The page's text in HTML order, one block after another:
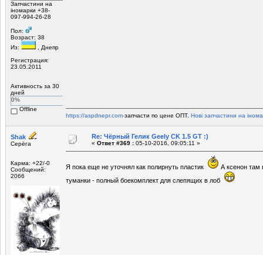
Запчастини на
іномарки +38-
097-994-26-28
Пол:
Возраст: 38
Из:
, Днепр
Регистрация:
23.05.2011
Активность за 30
дней
0%
Offline
https://aspdnepr.com-запчасти по цене ОПТ. Нові запчастини на
Shak
Серёга
Карма: +22/-0
Сообщений:
2066
Re: Чёрный Гелик Geely CK 1.5 GT :)
« Ответ #369 : 05-10-2016, 09:05:11 »
Я пока еще не уточнял как полирнуть пластик
А ксенон там
туманки - полный боекомплект для слепящих в лоб